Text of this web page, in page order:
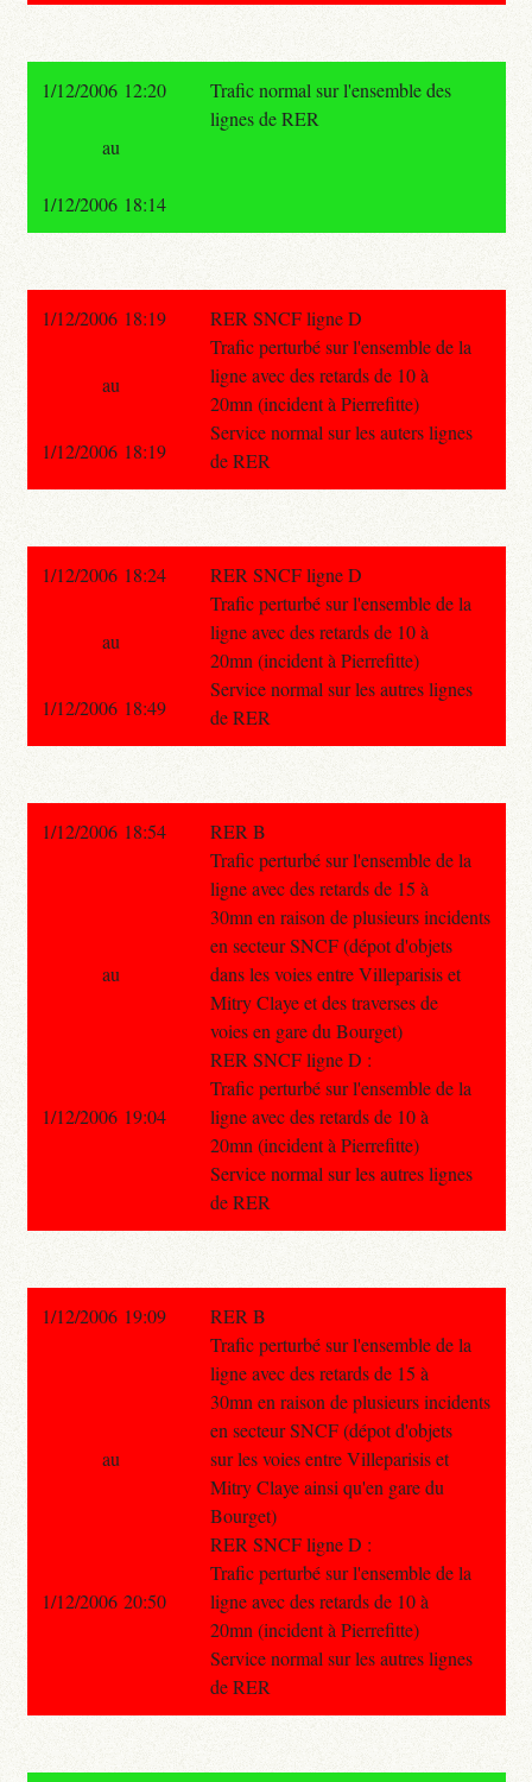
1/12/2006 12:20
Trafic normal sur l'ensemble des
lignes de RER
au
1/12/2006 18:14
1/12/2006 18:19
RER SNCF ligne D
Trafic perturbé sur l'ensemble de la
ligne avec des retards de 10 à
20mn (incident à Pierrefitte)
Service normal sur les auters lignes
de RER
au
1/12/2006 18:19
1/12/2006 18:24
RER SNCF ligne D
Trafic perturbé sur l'ensemble de la
ligne avec des retards de 10 à
20mn (incident à Pierrefitte)
Service normal sur les autres lignes
de RER
au
1/12/2006 18:49
1/12/2006 18:54
RER B
Trafic perturbé sur l'ensemble de la
ligne avec des retards de 15 à
30mn en raison de plusieurs incidents
en secteur SNCF (dépot d'objets
dans les voies entre Villeparisis et
Mitry Claye et des traverses de
voies en gare du Bourget)
RER SNCF ligne D :
Trafic perturbé sur l'ensemble de la
ligne avec des retards de 10 à
20mn (incident à Pierrefitte)
Service normal sur les autres lignes
de RER
au
1/12/2006 19:04
1/12/2006 19:09
RER B
Trafic perturbé sur l'ensemble de la
ligne avec des retards de 15 à
30mn en raison de plusieurs incidents
en secteur SNCF (dépot d'objets
sur les voies entre Villeparisis et
Mitry Claye ainsi qu'en gare du
Bourget)
RER SNCF ligne D :
Trafic perturbé sur l'ensemble de la
ligne avec des retards de 10 à
20mn (incident à Pierrefitte)
Service normal sur les autres lignes
de RER
au
1/12/2006 20:50